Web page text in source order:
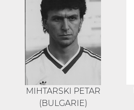
MIHTARSKI PETAR
(BULGARIE)